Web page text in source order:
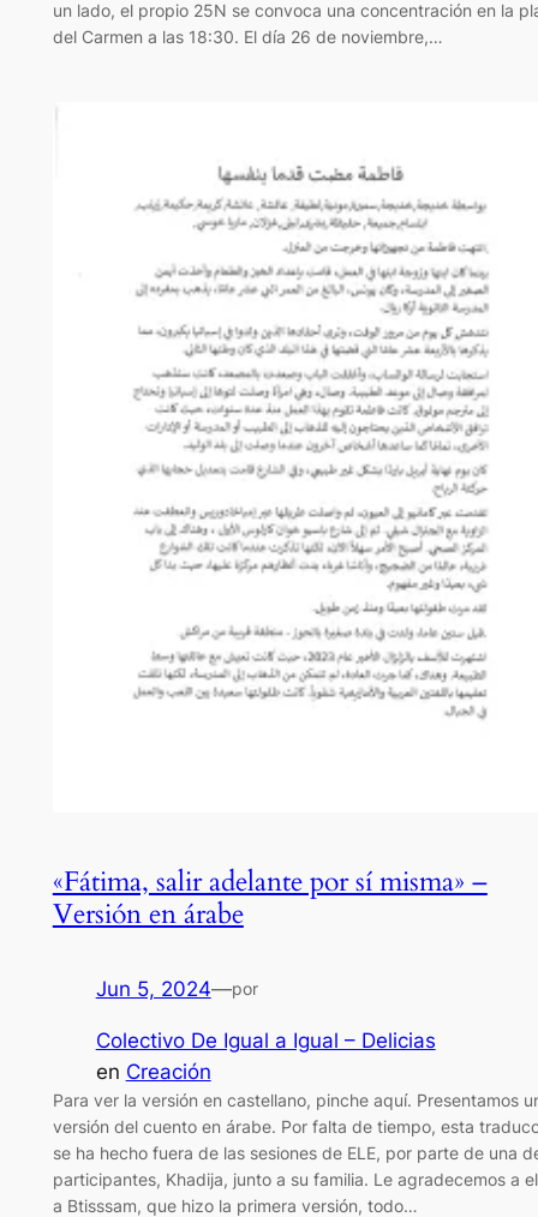
un lado, el propio 25N se convoca una concentración en la
del Carmen a las 18:30. El día 26 de noviembre,…
«Fátima, salir adelante por sí misma» –
Versión en árabe
Jun 5, 2024—por
Colectivo De Igual a Igual – Delicias
en Creación
Para ver la versión en castellano, pinche aquí. Presentamos
versión del cuento en árabe. Por falta de tiempo, esta
se ha hecho fuera de las sesiones de ELE, por parte de una
participantes, Khadija, junto a su familia. Le agradecemos a
a Btisssam, que hizo la primera versión, todo…